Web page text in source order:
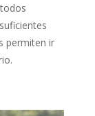
permiten ir